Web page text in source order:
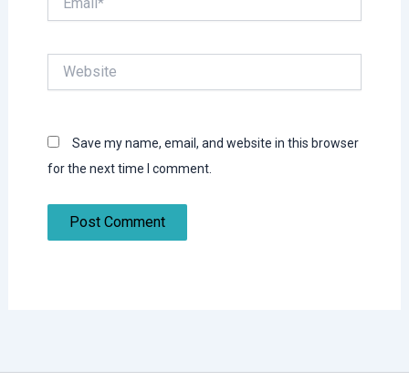
Save my name, email, and website in this browser
for the next time I comment.